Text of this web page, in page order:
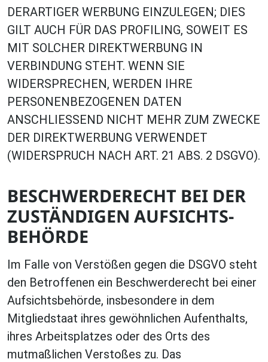
DERARTIGER WERBUNG EINZULEGEN; DIES
GILT AUCH FÜR DAS PROFILING, SOWEIT ES
MIT SOLCHER DIREKTWERBUNG IN
VERBINDUNG STEHT. WENN SIE
WIDERSPRECHEN, WERDEN IHRE
PERSONENBEZOGENEN DATEN
ANSCHLIESSEND NICHT MEHR ZUM ZWECKE
DER DIREKTWERBUNG VERWENDET
(WIDERSPRUCH NACH ART. 21 ABS. 2 DSGVO).
BESCHWERDE­RECHT BEI DER
ZUSTÄNDIGEN AUFSICHTS­
BEHÖRDE
Im Falle von Verstößen gegen die DSGVO steht
den Betroffenen ein Beschwerderecht bei einer
Aufsichtsbehörde, insbesondere in dem
Mitgliedstaat ihres gewöhnlichen Aufenthalts,
ihres Arbeitsplatzes oder des Orts des
mutmaßlichen Verstoßes zu. Das